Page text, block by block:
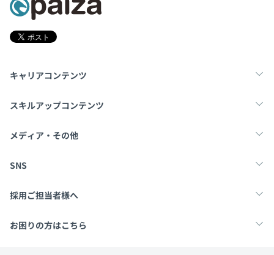
キャリアコンテンツ
転職・キャリア
スキルアップコンテンツ
学習
メディア・その他
Tech Team Journal
SNS
X
採用ご担当者様へ
採用・教育をお考えの企業様へ
お困りの方はこちら